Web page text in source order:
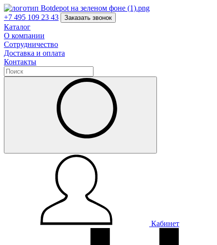
+7 495 109 23 43 Заказать звонок
Каталог
О компании
Сотрудничество
Доставка и оплата
Контакты
Кабинет